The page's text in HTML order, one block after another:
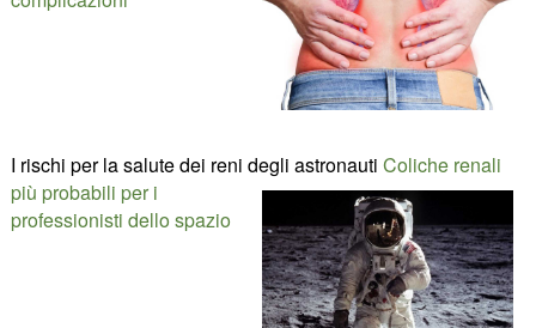
I rischi per la salute dei reni degli astronauti Coliche renali
più probabili per i
professionisti dello spazio